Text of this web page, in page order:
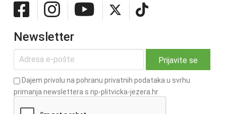
Newsletter
Dajem privolu na pohranu privatnih podataka u svrhu
primanja newslettera s np-plitvicka-jezera.hr